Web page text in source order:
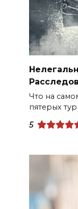
Что на
пятерых
5